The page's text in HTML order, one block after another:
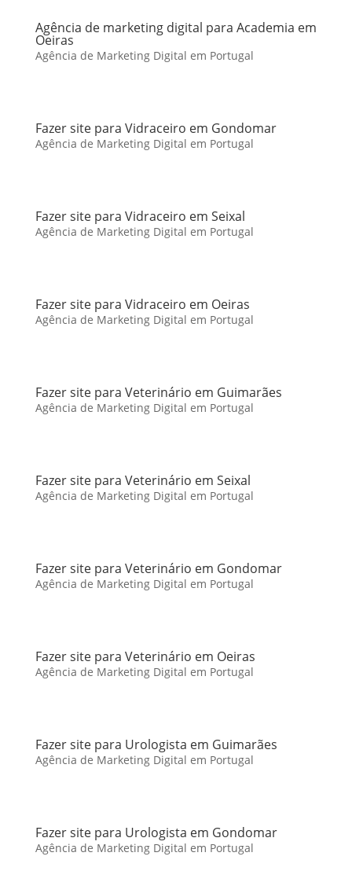
Agência de marketing digital para Academia em
Oeiras
Agência de Marketing Digital em Portugal
Fazer site para Vidraceiro em Gondomar
Agência de Marketing Digital em Portugal
Fazer site para Vidraceiro em Seixal
Agência de Marketing Digital em Portugal
Fazer site para Vidraceiro em Oeiras
Agência de Marketing Digital em Portugal
Fazer site para Veterinário em Guimarães
Agência de Marketing Digital em Portugal
Fazer site para Veterinário em Seixal
Agência de Marketing Digital em Portugal
Fazer site para Veterinário em Gondomar
Agência de Marketing Digital em Portugal
Fazer site para Veterinário em Oeiras
Agência de Marketing Digital em Portugal
Fazer site para Urologista em Guimarães
Agência de Marketing Digital em Portugal
Fazer site para Urologista em Gondomar
Agência de Marketing Digital em Portugal